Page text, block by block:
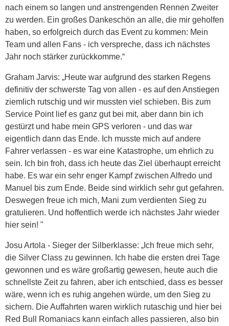
nach einem so langen und anstrengenden Rennen Zweiter
zu werden. Ein großes Dankeschön an alle, die mir geholfen
haben, so erfolgreich durch das Event zu kommen: Mein
Team und allen Fans - ich verspreche, dass ich nächstes
Jahr noch stärker zurückkomme.“
Graham Jarvis: „Heute war aufgrund des starken Regens
definitiv der schwerste Tag von allen - es auf den Anstiegen
ziemlich rutschig und wir mussten viel schieben. Bis zum
Service Point lief es ganz gut bei mit, aber dann bin ich
gestürzt und habe mein GPS verloren - und das war
eigentlich dann das Ende. Ich musste mich auf andere
Fahrer verlassen - es war eine Katastrophe, um ehrlich zu
sein. Ich bin froh, dass ich heute das Ziel überhaupt erreicht
habe. Es war ein sehr enger Kampf zwischen Alfredo und
Manuel bis zum Ende. Beide sind wirklich sehr gut gefahren.
Deswegen freue ich mich, Mani zum verdienten Sieg zu
gratulieren. Und hoffentlich werde ich nächstes Jahr wieder
hier sein! "
Josu Artola - Sieger der Silberklasse: „Ich freue mich sehr,
die Silver Class zu gewinnen. Ich habe die ersten drei Tage
gewonnen und es wäre großartig gewesen, heute auch die
schnellste Zeit zu fahren, aber ich entschied, dass es besser
wäre, wenn ich es ruhig angehen würde, um den Sieg zu
sichern. Die Auffahrten waren wirklich rutaschig und hier bei
Red Bull Romaniacs kann einfach alles passieren, also bin